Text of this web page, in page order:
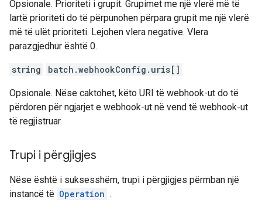
Opsionale. Prioriteti i grupit. Grupimet me një vlerë më të
lartë prioriteti do të përpunohen përpara grupit me një vlerë
më të ulët prioriteti. Lejohen vlera negative. Vlera
parazgjedhur është 0.
string batch.webhookConfig.uris[]
Opsionale. Nëse caktohet, këto URI të webhook-ut do të
përdoren për ngjarjet e webhook-ut në vend të webhook-ut
të regjistruar.
Trupi i përgjigjes
Nëse është i suksesshëm, trupi i përgjigjes përmban një
instancë të Operation .